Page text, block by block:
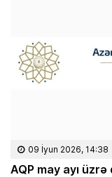
09 İyun 2026, 14:38
AQP may ayı